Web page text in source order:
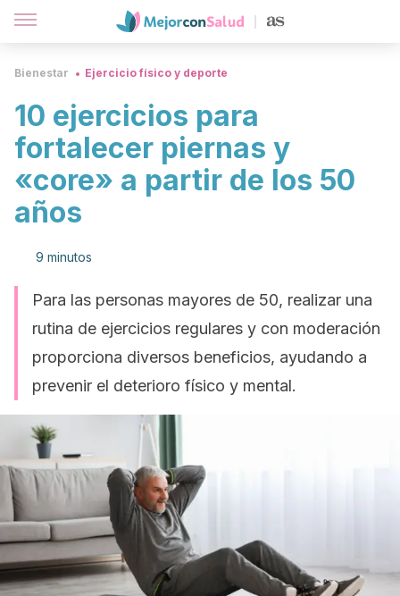
Bienestar Ejercicio físico y deporte
10 ejercicios para
fortalecer piernas y
«core» a partir de los 50
años
9 minutos
Para las personas mayores de 50, realizar una
rutina de ejercicios regulares y con moderación
proporciona diversos beneficios, ayudando a
prevenir el deterioro físico y mental.